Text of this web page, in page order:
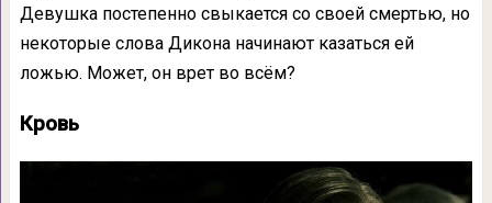
Девушка постепенно свыкается со своей смертью, но
некоторые слова Дикона начинают казаться ей
ложью. Может, он врет во всём?
Кровь